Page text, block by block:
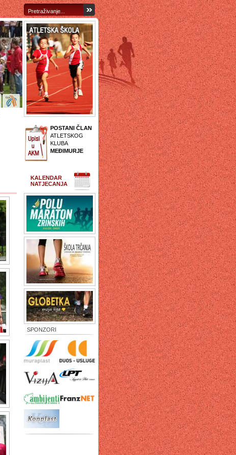
POSTANI ČLAN
ATLETSKOG
KLUBA
MEĐIMURJE
KALENDAR
NATJECANJA
SPONZORI